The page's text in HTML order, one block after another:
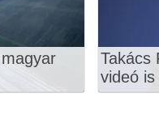
Takács
videó